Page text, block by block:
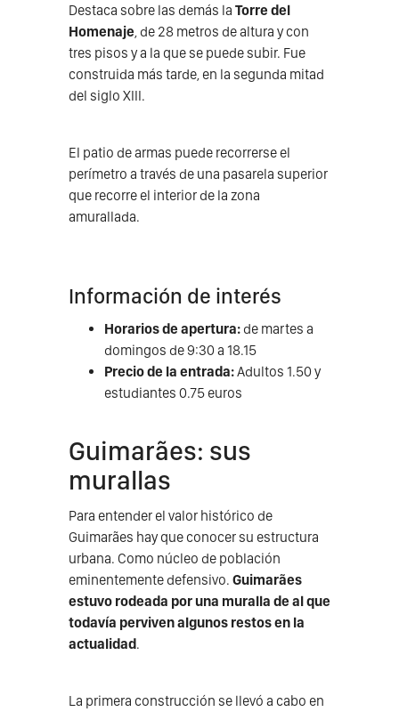
Destaca sobre las demás la Torre del
Homenaje, de 28 metros de altura y con
tres pisos y a la que se puede subir. Fue
construida más tarde, en la segunda mitad
del siglo XIII.
El patio de armas puede recorrerse el
perímetro a través de una pasarela superior
que recorre el interior de la zona
amurallada.
Información de interés
Horarios de apertura:de martes a
domingos de 9:30 a 18.15
Precio de la entrada:Adultos 1.50 y
estudiantes 0.75 euros
Guimarães: sus
murallas
Para entender el valor histórico de
Guimarães hay que conocer su estructura
urbana. Como núcleo de población
eminentemente defensivo. Guimarães
estuvo rodeada por una muralla de al que
todavía perviven algunos restos en la
actualidad.
La primera construcción se llevó a cabo en